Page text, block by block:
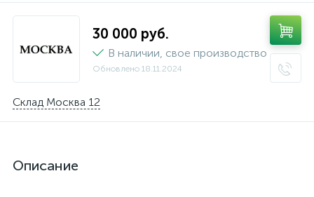
Склад Москва 12
30 000 руб.
В наличии, свое производство
Обновлено 18.11.2024
Описание